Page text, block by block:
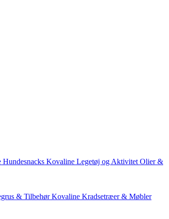
Hundesnacks Kovaline Legetøj og Aktivitet Olier &
& Tilbehør Kovaline Kradsetræer & Møbler